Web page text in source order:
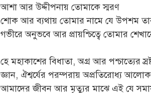
আশা আর উদ্দীপনায় তোমাকে স্মরণ
শোক আর ব্যথায় তোমার নামে যে উপশম
গভীরে অনুভবে আর প্রায়শ্চিত্বে তোমার
হে মহাকাশের বিধাতা, অগ্র আর পশ্চাত্যের
জ্ঞান, ঐশ্বর্যের পরম্পরায় অপ্রতিরোধ্য
আমাদের জীবন আর মৃত্যুর মাঝে এই যে